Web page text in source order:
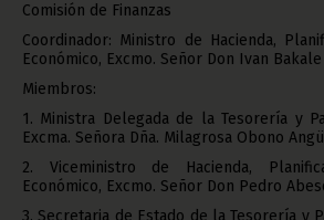
Comisión de Finanzas
Coordinador: Ministro de Hacienda,
Económico, Excmo. Señor Don Ivan
Miembros:
1. Ministra Delegada de la Tesorería y
Excma. Señora Dña. Milagrosa Obono
2. Viceministro de Hacienda,
Económico, Excmo. Señor Don Pedro